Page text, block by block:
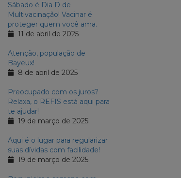
Sábado é Dia D de
Multivacinação! Vacinar é
proteger quem você ama.
11 de abril de 2025
Atenção, população de
Bayeux!
8 de abril de 2025
Preocupado com os juros?
Relaxa, o REFIS está aqui para
te ajudar!
19 de março de 2025
Aqui é o lugar para regularizar
suas dívidas com facilidade!
19 de março de 2025